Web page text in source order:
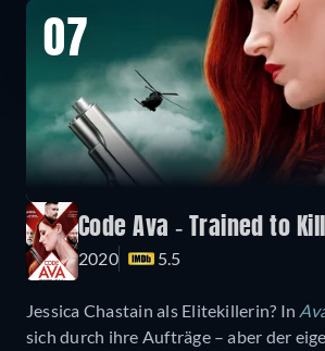
07
Code Ava - Trained to Kill
2020 5.5
Jessica Chastain als Elitekillerin? In
sich durch ihre Aufträge – aber der